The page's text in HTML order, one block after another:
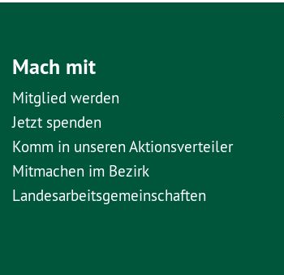
Mach mit
Mitglied werden
Jetzt spenden
Komm in unseren Aktionsverteiler
Mitmachen im Bezirk
Landesarbeitsgemeinschaften